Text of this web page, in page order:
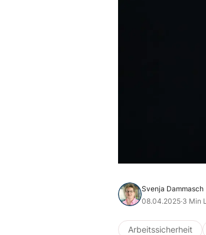
Svenja Dammasch
08.04.2025·3 Min
Arbeitssicherheit